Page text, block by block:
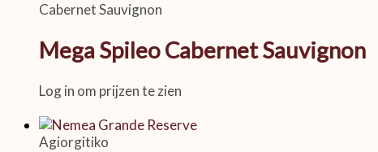
Cabernet Sauvignon
Mega Spileo Cabernet Sauvignon
Log in om prijzen te zien
Agiorgitiko